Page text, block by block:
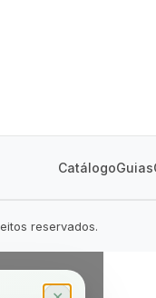
CatálogoGuias
reservados.